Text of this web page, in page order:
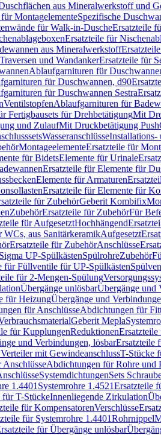
aus Mineralwerkstoff und
MontagelementeSpezifische
für Walk-in-DuscheErsatzteile
Ersatzteile für
aus Mineralwerkstoff
und WandankerErsatzteile für
Ablaufgarnituren für
für Duschwannen, d90
für Duschwannen Sestra
VentilstopfenAblaufgarnituren für
Fertigbausets für DrehbetätigungMit
und ZulaufMit Druckbetätigung
WasseranschlüsseInstallations-
MontageelementeErsatzteile für
für BidetsElemente für Urinale
Ersatzteile für Elemente für
Elemente für Armaturen
Ersatzteile für Elemente für
für ZubehörGeberit Kombifix
ZubehörErsatzteile für ZubehörFür
für AufgesetztHochhängend
aus SanitärkeramikAufgesetzt
Ersatzteile für ZubehörAnschlüsse
UP-SpülkästenSpülrohreZubehör
für Füllventile für UP-Spülkästen
für 2-Mengen-Spülung
Übergänge unlösbarÜbergänge und
für HeizungÜbergänge und
für AnschlüsseAbdichtungen für
Geberit Mepla
für KupplungenReduktionen
und Verbindungen, lösbarErsatzteile
mit GewindeanschlussT-Stücke
Abdichtungen für Rohre und
SystemdichtungenSets
1.4401 Systemrohre 1.4521Ersatzteile
für T-StückeInnenliegende Zirkulation
für KompensatorenVerschlüsse
für Systemrohre 1.4401Rohrnippel
für Übergänge unlösbar